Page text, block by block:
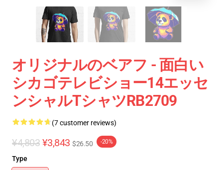
オリジナルのベアフ - 面白い
シカゴテレビショー14エッセ
ンシャルTシャツRB2709
(7 customer reviews)
¥4,803 ¥3,843 $26.50 -20%
Type